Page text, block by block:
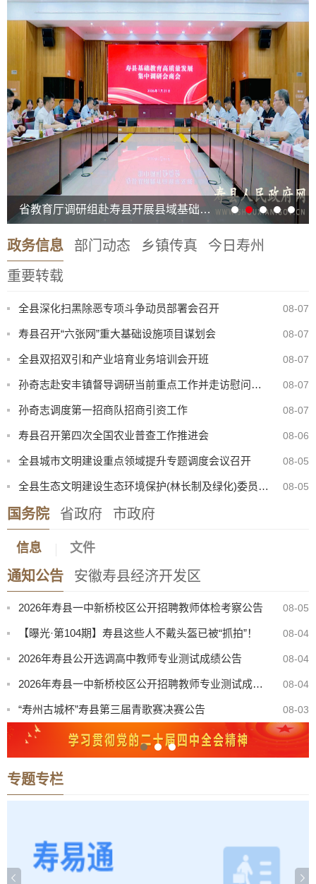
省教育厅调研组赴寿县开展县域基础教育高质量发展集中调研
政务信息 部门动态 乡镇传真
今日寿州
重要转载
全县深化扫黑除恶专项斗争动员部署会召开 08-07
寿县召开“六张网”重大基础设施项目谋划会 08-07
全县双招双引和产业培育业务培训会开班 08-07
孙奇志赴安丰镇督导调研当前重点工作并走访慰问特困家庭 08-07
孙奇志调度第一招商队招商引资工作 08-07
寿县召开第四次全国农业普查工作推进会 08-06
全县城市文明建设重点领域提升专题调度会议召开 08-05
全县生态文明建设生态环境保护(林长制及绿化)委员会2026年第二次会议召开 08-05
国务院 省政府 市政府
信息 文件
通知公告 安徽寿县经济开发区
八月卫生防病提示：酷暑炎夏，筑牢健康防线
寿县中医院康复楼外加电梯处置（二次）谈判公告
2026年寿县一中新桥校区公开招聘教师体检考察公告 08-05
【曝光·第104期】寿县这些人不戴头盔已被“抓拍”！ 08-04
2026年寿县公开选调高中教师专业测试成绩公告 08-04
2026年寿县一中新桥校区公开招聘教师专业测试成绩公告 08-04
“寿州古城杯”寿县第三届青歌赛决赛公告 08-03
关于召开寿县珍珠泉、淮南王墓景点门票听证会有关事项公告 08-03
8月份县直部门领导干部接访安排表 07-31
八月卫生防病提示：酷暑炎夏，筑牢健康防线
2026年寿县一中新桥校区公开招聘教师体检考察公告
专题专栏